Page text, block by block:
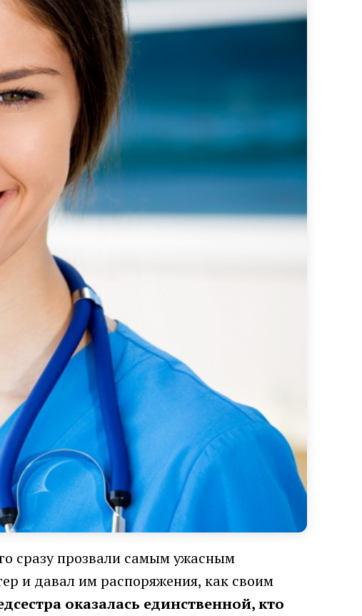
сразу прозвали самым ужасным
и давал им распоряжения, как своим
оказалась единственной, кто